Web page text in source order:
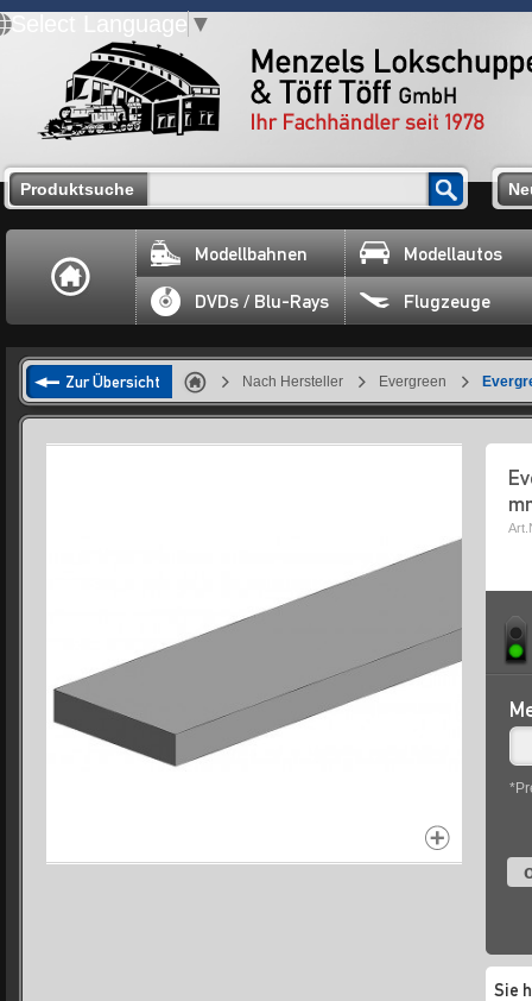
Select Language ▼
Produktsuche
Modellbahnen Modellautos
DVDs / Blu-Rays Flugzeuge
Zur Übersicht Nach Hersteller Evergreen
Sie